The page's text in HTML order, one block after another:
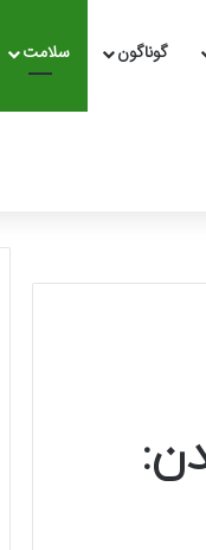
گوناگون سلامت